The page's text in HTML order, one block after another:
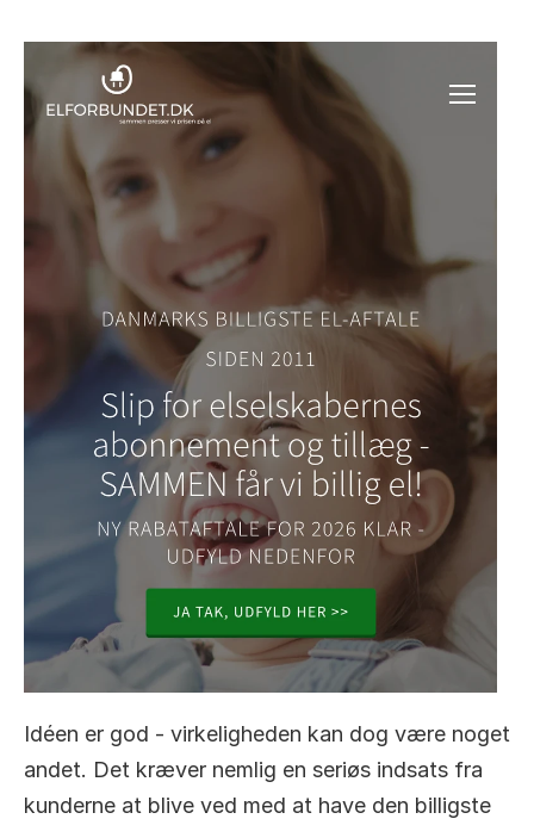
Idéen er god - virkeligheden kan dog være noget
andet. Det kræver nemlig en seriøs indsats fra
kunderne at blive ved med at have den billigste